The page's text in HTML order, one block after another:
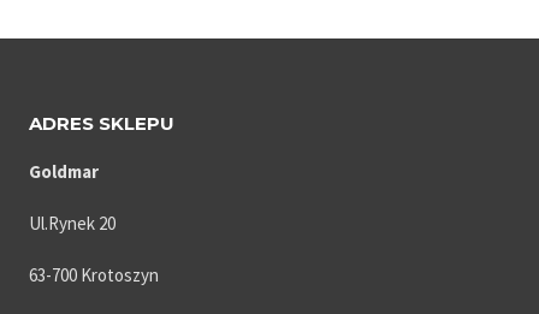
ADRES SKLEPU
Goldmar
Ul.Rynek 20
63-700 Krotoszyn